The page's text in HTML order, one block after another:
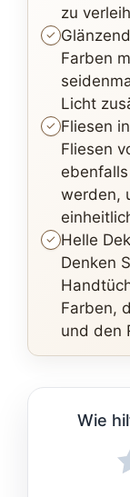
zu
Farben
Licht
Fliesen
Fliesen
werden,
Helle
Denken
Farben,
und den
Wie